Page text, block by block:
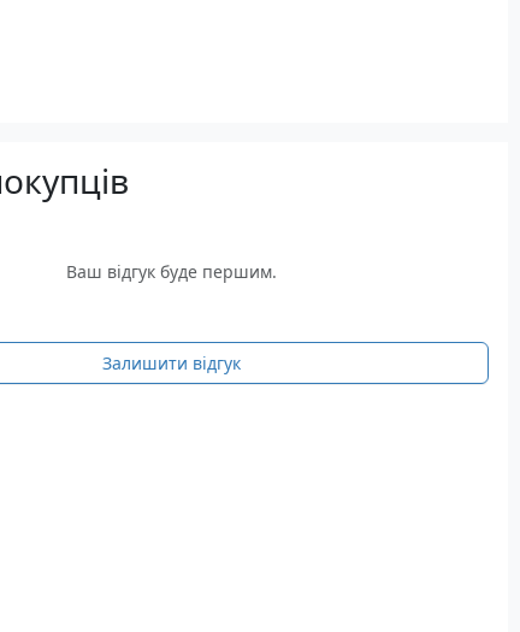
Ваш відгук буде першим.
Залишити відгук